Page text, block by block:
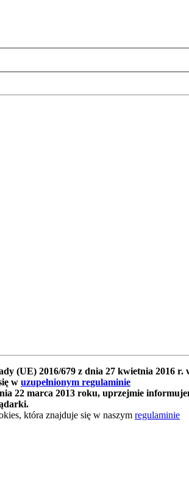
(UE) 2016/679 z dnia 27 kwietnia 2016
w uzupełnionym regulaminie
22 marca 2013 roku, uprzejmie
która znajduje się w naszym regulaminie